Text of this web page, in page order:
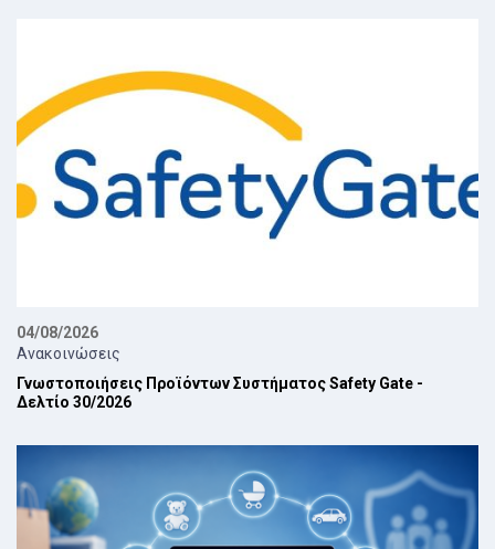
04/08/2026
Ανακοινώσεις
Γνωστοποιήσεις Προϊόντων Συστήματος Safety Gate -
Δελτίο 30/2026